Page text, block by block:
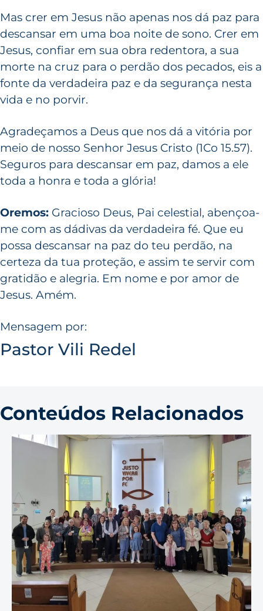
Mas crer em Jesus não apenas nos dá paz para
descansar em uma boa noite de sono. Crer em
Jesus, confiar em sua obra redentora, a sua
morte na cruz para o perdão dos pecados, eis a
fonte da verdadeira paz e da segurança nesta
vida e no porvir.
Agradeçamos a Deus que nos dá a vitória por
meio de nosso Senhor Jesus Cristo (1Co 15.57).
Seguros para descansar em paz, damos a ele
toda a honra e toda a glória!
Oremos: Gracioso Deus, Pai celestial, abençoa-
me com as dádivas da verdadeira fé. Que eu
possa descansar na paz do teu perdão, na
certeza da tua proteção, e assim te servir com
gratidão e alegria. Em nome e por amor de
Jesus. Amém.
Mensagem por:
Pastor Vili Redel
Conteúdos Relacionados